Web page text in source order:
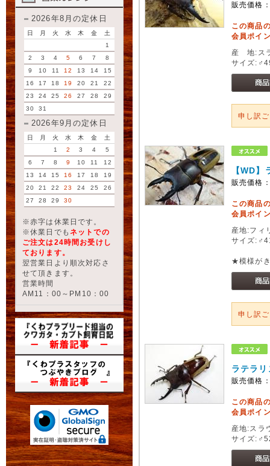
2026年8月の定休日
日 月 火 水 木 金
土
1
2
3 4 5 6 7
8
9
10 11 12 13 14
15
16
17 18 19 20 21
22
23
24 25 26 27 28
29
30
31
2026年9月の定休日
日 月 火 水 木 金
土
1
2 3 4
5
6
7 8 9 10 11
12
13
14 15 16 17 18
19
20
21 22 23 24 25
26
27
28 29 30
※赤字は休業日です。
※休業日でも ネットでの
ご注文は24時間お受けし
ております。
翌営業日より順次対応さ
せて頂きます。
営業時間
AM11：00～PM10：00
販売価格
この商品
会員ポイ
産 地:ス
サイズ
申し訳
【WD
販売価格
この商品
会員ポイ
産地:フ
サイズ
★模様が
申し訳
ラテラ
販売価格
この商品
会員ポイ
産地:スラ
サイズ